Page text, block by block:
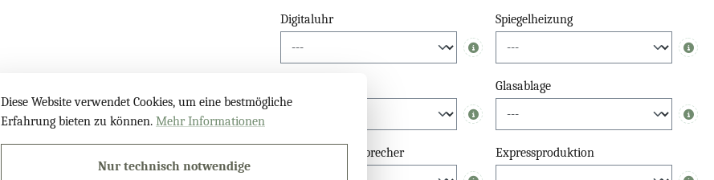
Digitaluhr
Info
Spiegelheizung
Info
Info
Glasablage
Info
Bluetooth Lautsprecher Expressproduktion
Diese Website verwendet Cookies, um eine bestmögliche
Erfahrung bieten zu können. Mehr Informationen
Nur technisch notwendige